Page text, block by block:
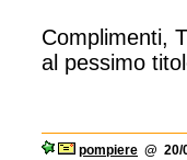
Complimenti,
al pessimo
pompiere @ 20/